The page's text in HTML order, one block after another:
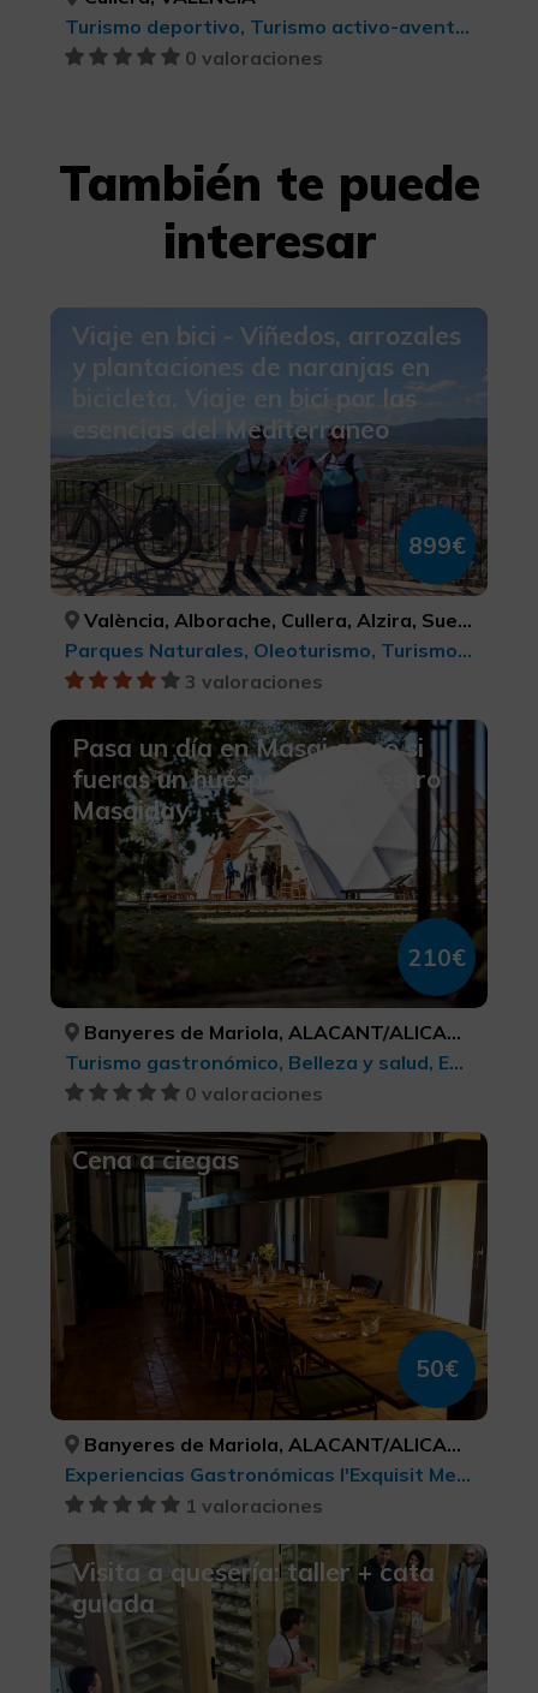
Turismo deportivo, Turismo activo-aventura
0 valoraciones
También te puede
interesar
Viaje en bici - Viñedos, arrozales
y plantaciones de naranjas en
bicicleta. Viaje en bici por las
esencias del Mediterraneo
899€
València, Alborache, Cullera, Alzira, Sueca, Buñol, Requena, Utiel, VALÈNCIA, VALÈNCIA, VALÈNCIA, VALÈNCIA, VALÈNCIA, VALÈNCIA, VALÈNCIA, VALÈNCIA
Parques Naturales, Oleoturismo, Turismo activo-aventura, Turismo deportivo, Enoturismo, BTT, cicloturismo y ciclismo , Experiencias Gastronómicas l'Exquisit Mediterrani, Turismo rural y natural, Denominación de origen, Turismo cultural, Turismo cultural, Turismo gastronómico
3 valoraciones
Pasa un día en Masqi como si
fueras un huésped con nuestro
Masqiday
210€
Banyeres de Mariola, ALACANT/ALICANTE
Turismo gastronómico, Belleza y salud, Experiencias Gastronómicas l'Exquisit Mediterrani
0 valoraciones
Cena a ciegas
50€
Banyeres de Mariola, ALACANT/ALICANTE
Experiencias Gastronómicas l'Exquisit Mediterrani, Turismo gastronómico
1 valoraciones
Visita a quesería: taller + cata
guiada